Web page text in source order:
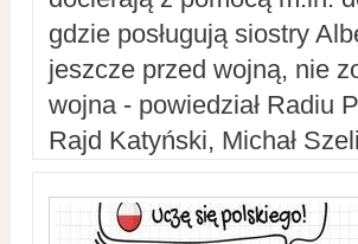
gdzie posługują siostry
jeszcze przed wojną, nie
wojna - powiedział Radiu
Rajd Katyński, Michał